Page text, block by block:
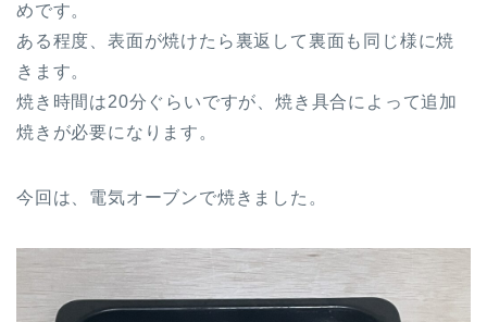
めです。
ある程度、表面が焼けたら裏返して裏面も同じ様に焼
きます。
焼き時間は20分ぐらいですが、焼き具合によって追加
焼きが必要になります。
今回は、電気オーブンで焼きました。